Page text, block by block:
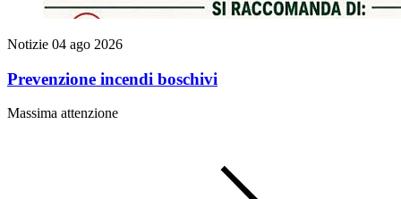
Notizie 04 ago 2026
Prevenzione incendi boschivi
Massima attenzione